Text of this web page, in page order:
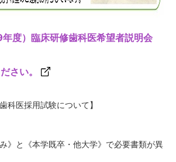
度）臨床研修歯科医希望者説明会
さい。
科医採用試験について】
と《本学既卒・他大学》 で必要書類が異